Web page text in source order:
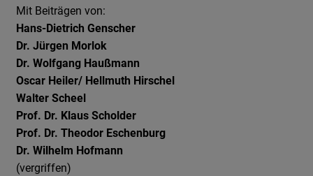
Mit Beiträgen von:
Hans-Dietrich Genscher
Dr. Jürgen Morlok
Dr. Wolfgang Haußmann
Oscar Heiler/ Hellmuth Hirschel
Walter Scheel
Prof. Dr. Klaus Scholder
Prof. Dr. Theodor Eschenburg
Dr. Wilhelm Hofmann
(vergriffen)